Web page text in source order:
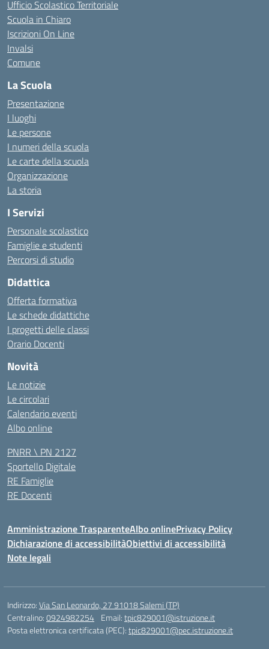
Ufficio Scolastico Territoriale
Scuola in Chiaro
Iscrizioni On Line
Invalsi
Comune
La Scuola
Presentazione
I luoghi
Le persone
I numeri della scuola
Le carte della scuola
Organizzazione
La storia
I Servizi
Personale scolastico
Famiglie e studenti
Percorsi di studio
Didattica
Offerta formativa
Le schede didattiche
I progetti delle classi
Orario Docenti
Novità
Le notizie
Le circolari
Calendario eventi
Albo online
PNRR \ PN 2127
Sportello Digitale
RE Famiglie
RE Docenti
Amministrazione TrasparenteAlbo onlinePrivacy Policy
Dichiarazione di accessibilitàObiettivi di accessibilità
Note legali
Indirizzo:Via San Leonardo, 27 91018 Salemi (TP)
Centralino:0924982254 Email:tpic829001@istruzione.it
Posta elettronica certificata (PEC):tpic829001@pec.istruzione.it